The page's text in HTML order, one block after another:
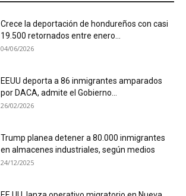
Crece la deportación de hondureños con casi
19.500 retornados entre enero...
04/06/2026
EEUU deporta a 86 inmigrantes amparados
por DACA, admite el Gobierno...
26/02/2026
Trump planea detener a 80.000 inmigrantes
en almacenes industriales, según medios
24/12/2025